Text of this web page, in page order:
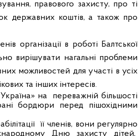
правового захисту, про ті
державних коштів, а також про
організації в роботі Балтської
вирішувати нагальні проблеми
можливостей для участі в усіх
та інших інтересів.
на
переважній більшості
бордюри перед пішохідними
її членів, вони регулярно
Дню захисту дітей,